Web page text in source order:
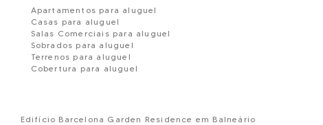
Apartamentos para aluguel
Casas para aluguel
Salas Comerciais para aluguel
Sobrados para aluguel
Terrenos para aluguel
Cobertura para aluguel
Edifício Barcelona Garden Residence em Balneário